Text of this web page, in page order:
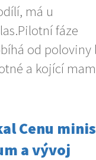
má u
fáze
od poloviny
a kojící
Cenu
a vývoj